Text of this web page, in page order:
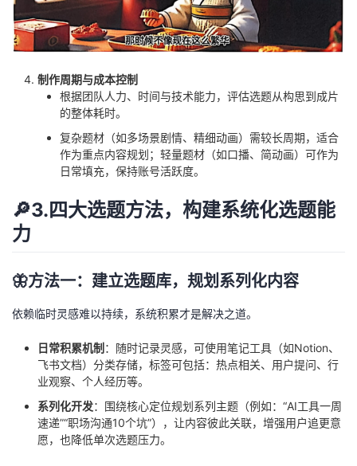
制作周期与成本控制
根据团队人力、时间与技术能力，评估选题从构思到成片
的整体耗时。
复杂题材（如多场景剧情、精细动画）需较长周期，适合
作为重点内容规划；轻量题材（如口播、简动画）可作为
日常填充，保持账号活跃度。
🔎3.四大选题方法，构建系统化选题能
力
🦋方法一：建立选题库，规划系列化内容
依赖临时灵感难以持续，系统积累才是解决之道。
日常积累机制 ：随时记录灵感，可使用笔记工具（如Notion、
飞书文档）分类存储，标签可包括：热点相关、用户提问、行
业观察、个人经历等。
系列化开发：围绕核心定位规划系列主题（例如：“AI工具一周
速递”“职场沟通10个坑”），让内容彼此关联，增强用户追更意
愿，也降低单次选题压力。